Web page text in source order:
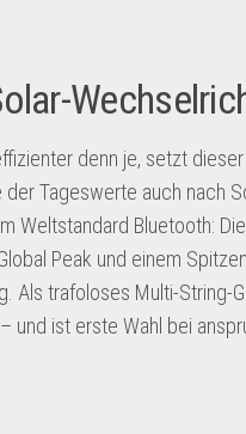
denn je, setzt
Tageswerte auch nach
Weltstandard Bluetooth:
Peak und einem
Als trafoloses Multi-String-
und ist erste Wahl bei